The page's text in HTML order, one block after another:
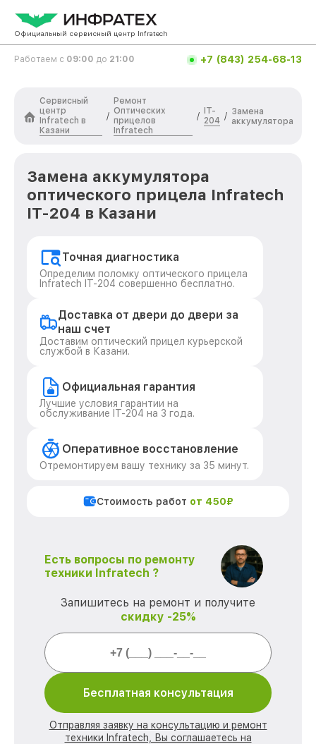
Официальный сервисный центр Infratech
Работаем с 09:00 до 21:00 +7 (843) 254-68-13
Сервисный
центр
Infratech в
Казани
/
Ремонт
Оптических
прицелов
Infratech
/
IT-
204 / Замена
аккумулятора
Замена аккумулятора
оптического прицела Infratech
IT-204 в Казани
Точная диагностика
Определим поломку оптического прицела
Infratech IT-204 совершенно бесплатно.
Доставка от двери до двери за
наш счет
Доставим оптический прицел курьерской
службой в Казани.
Официальная гарантия
Лучшие условия гарантии на
обслуживание IT-204 на 3 года.
Оперативное восстановление
Отремонтируем вашу технику за 35 минут.
Стоимость работ от 450₽
Есть вопросы по ремонту
техники Infratech ?
Запишитесь на ремонт и получите
скидку -25%
Бесплатная консультация
Отправляя заявку на консультацию и ремонт
техники Infratech, Вы соглашаетесь на